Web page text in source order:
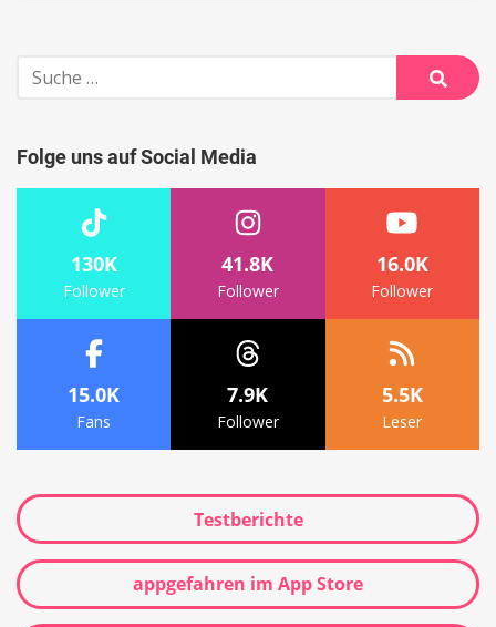
Suche
nach:
Suche
Folge uns auf Social Media
130K
Follower
41.8K
Follower
16.0K
Follower
15.0K
Fans
7.9K
Follower
5.5K
Leser
Testberichte
appgefahren im App Store